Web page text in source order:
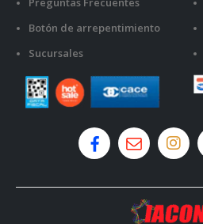
Botón de arrepentimiento
Sucursales